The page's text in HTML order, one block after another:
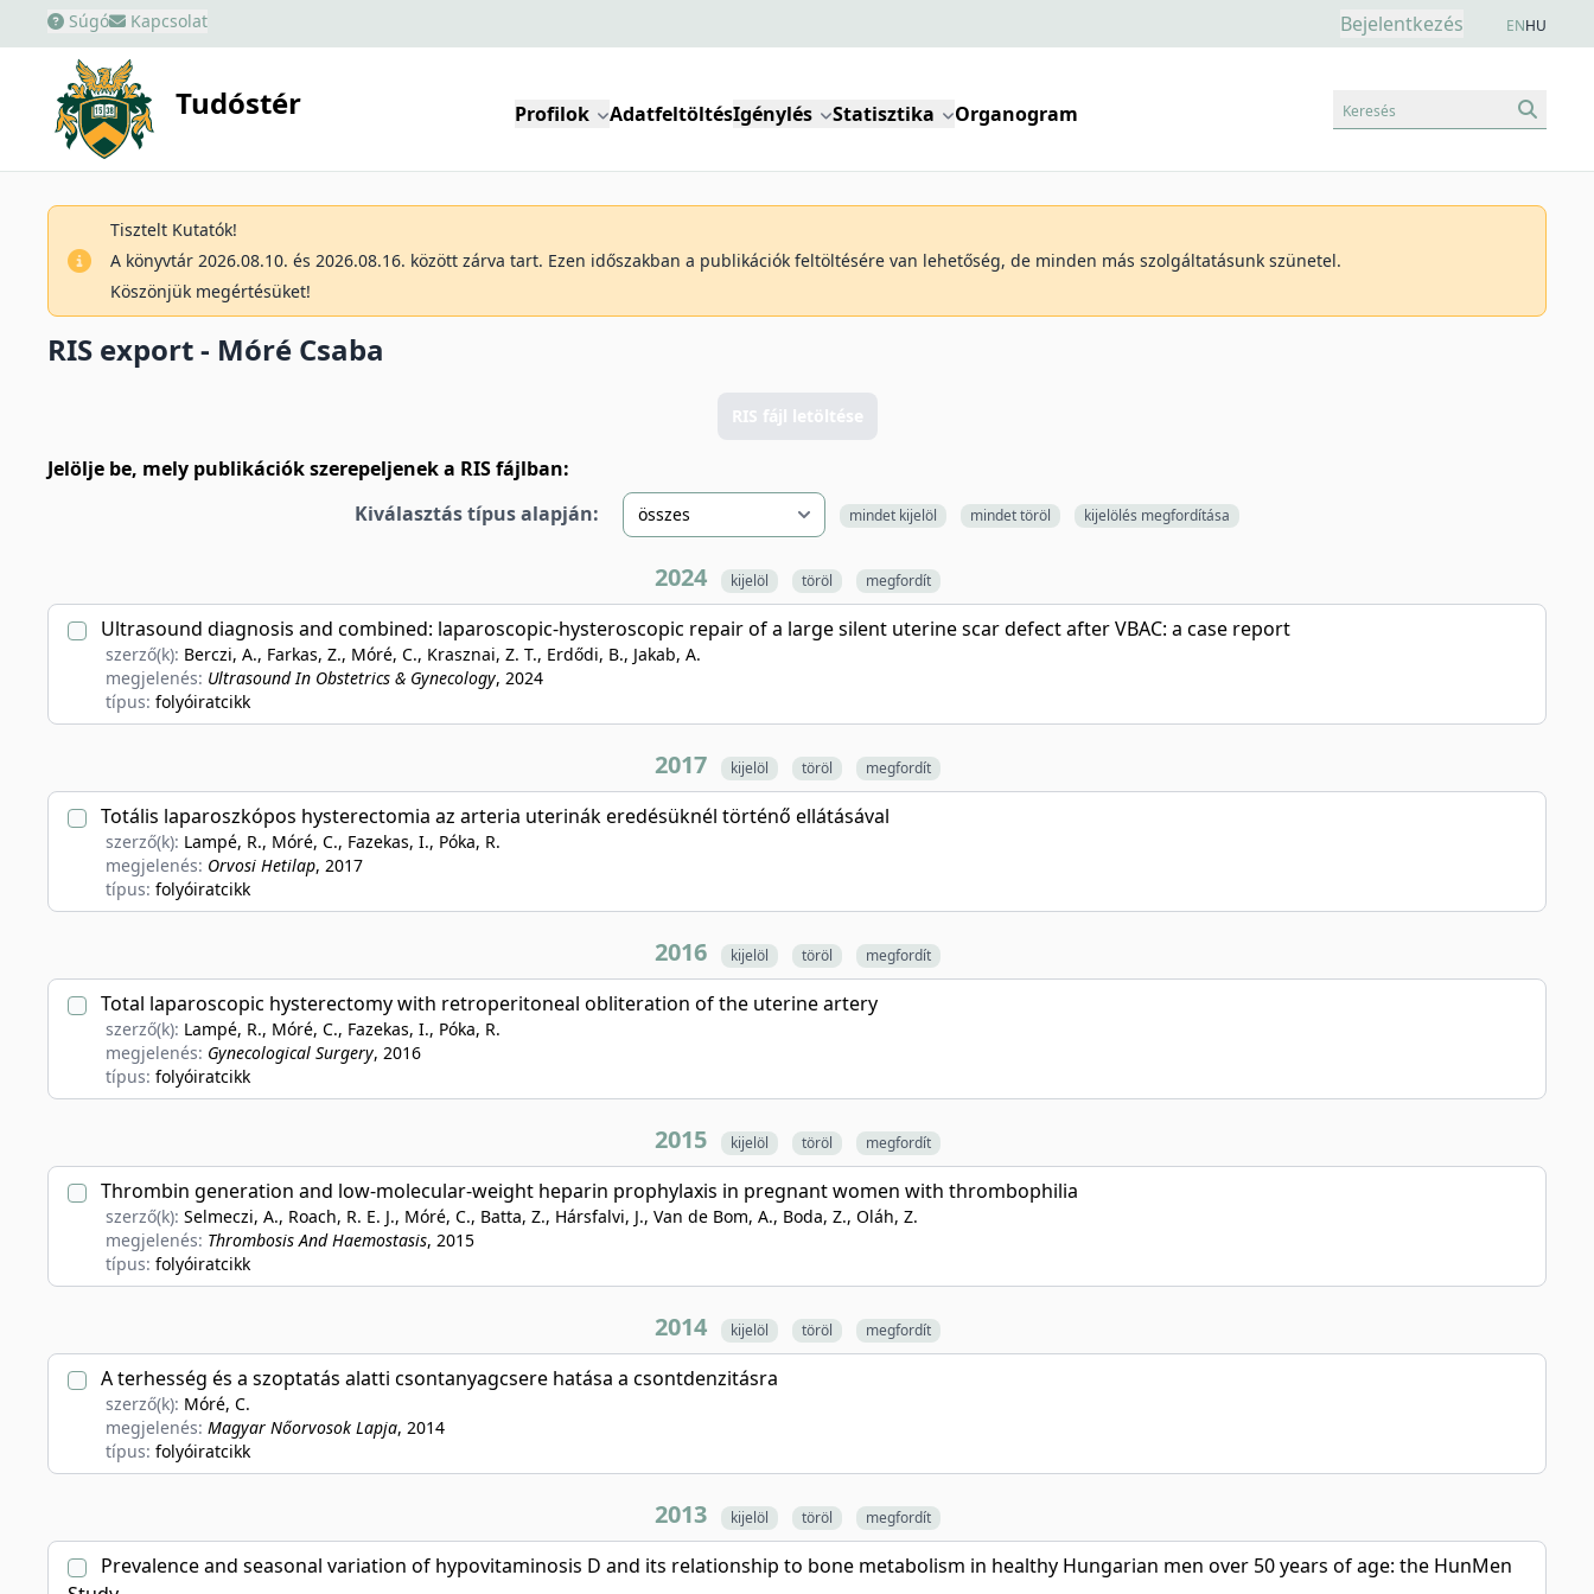
Súgó Kapcsolat Bejelentkezés ENHU
Tudóstér Profilok AdatfeltöltésIgénylés Statisztika Organogram Keresés
Tisztelt Kutatók!
A könyvtár 2026.08.10. és 2026.08.16. között zárva tart. Ezen időszakban a publikációk feltöltésére van lehetőség, de minden más szolgáltatásunk szünetel.
Köszönjük megértésüket!
RIS export - Móré Csaba
RIS fájl letöltése
Jelölje be, mely publikációk szerepeljenek a RIS fájlban:
Kiválasztás típus alapján:
mindet kijelöl mindet töröl kijelölés megfordítása
2024 kijelöl töröl megfordít
Ultrasound diagnosis and combined: laparoscopic-hysteroscopic repair of a large silent uterine scar defect after VBAC: a case report
szerző(k): Berczi, A., Farkas, Z., Móré, C., Krasznai, Z. T., Erdődi, B., Jakab, A.
megjelenés: Ultrasound In Obstetrics & Gynecology, 2024
típus: folyóiratcikk
2017 kijelöl töröl megfordít
Totális laparoszkópos hysterectomia az arteria uterinák eredésüknél történő ellátásával
szerző(k): Lampé, R., Móré, C., Fazekas, I., Póka, R.
megjelenés: Orvosi Hetilap, 2017
típus: folyóiratcikk
2016 kijelöl töröl megfordít
Total laparoscopic hysterectomy with retroperitoneal obliteration of the uterine artery
szerző(k): Lampé, R., Móré, C., Fazekas, I., Póka, R.
megjelenés: Gynecological Surgery, 2016
típus: folyóiratcikk
2015 kijelöl töröl megfordít
Thrombin generation and low-molecular-weight heparin prophylaxis in pregnant women with thrombophilia
szerző(k): Selmeczi, A., Roach, R. E. J., Móré, C., Batta, Z., Hársfalvi, J., Van de Bom, A., Boda, Z., Oláh, Z.
megjelenés: Thrombosis And Haemostasis, 2015
típus: folyóiratcikk
2014 kijelöl töröl megfordít
A terhesség és a szoptatás alatti csontanyagcsere hatása a csontdenzitásra
szerző(k): Móré, C.
megjelenés: Magyar Nőorvosok Lapja, 2014
típus: folyóiratcikk
2013 kijelöl töröl megfordít
Prevalence and seasonal variation of hypovitaminosis D and its relationship to bone metabolism in healthy Hungarian men over 50 years of age: the HunMen